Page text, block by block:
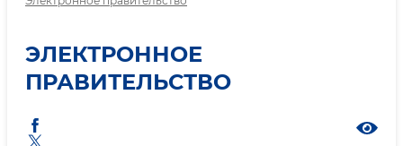
ЭЛЕКТРОННОЕ
ПРАВИТЕЛЬСТВО